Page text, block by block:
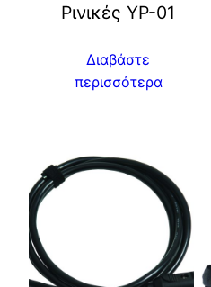
Ρινικές YP-01
Διαβάστε
περισσότερα